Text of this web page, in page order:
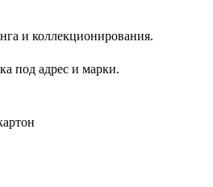
и коллекционирования.
под адрес и марки.